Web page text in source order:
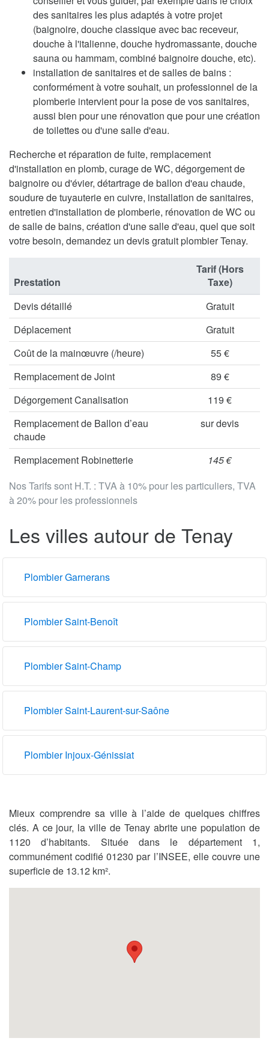
des sanitaires les plus adaptés à votre projet
(baignoire, douche classique avec bac receveur,
douche à l'italienne, douche hydromassante, douche
sauna ou hammam, combiné baignoire douche, etc).
installation de sanitaires et de salles de bains :
conformément à votre souhait, un professionnel de la
plomberie intervient pour la pose de vos sanitaires,
aussi bien pour une rénovation que pour une création
de toilettes ou d'une salle d'eau.
Recherche et réparation de fuite, remplacement
d'installation en plomb, curage de WC, dégorgement de
baignoire ou d'évier, détartrage de ballon d'eau chaude,
soudure de tuyauterie en cuivre, installation de sanitaires,
entretien d'installation de plomberie, rénovation de WC ou
de salle de bains, création d'une salle d'eau, quel que soit
votre besoin, demandez un devis gratuit plombier Tenay.
Nos Tarifs sont H.T. : TVA à 10% pour les particuliers, TVA
à 20% pour les professionnels
Prestation
Tarif (Hors
Taxe)
Devis détaillé
Gratuit
Déplacement
Gratuit
Coût de la mainœuvre (/heure)
55 €
Remplacement de Joint
89 €
Dégorgement Canalisation
119 €
Remplacement de Ballon d’eau
chaude
sur devis
Remplacement Robinetterie 145 €
Les villes autour de Tenay
Plombier Garnerans
Plombier Saint-Benoît
Plombier Saint-Champ
Plombier Saint-Laurent-sur-Saône
Plombier Injoux-Génissiat
Mieux comprendre sa ville à l’aide de quelques chiffres
clés. A ce jour, la ville de Tenay abrite une population de
1120 d’habitants. Située dans le département 1,
communément codifié 01230 par l’INSEE, elle couvre une
superficie de 13.12 km².